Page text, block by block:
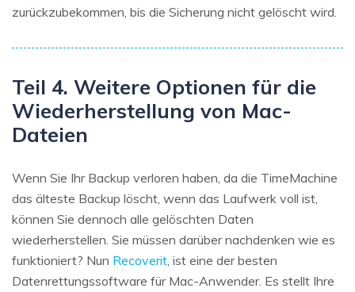
zurückzubekommen, bis die Sicherung nicht gelöscht wird.
Teil 4. Weitere Optionen für die
Wiederherstellung von Mac-
Dateien
Wenn Sie Ihr Backup verloren haben, da die TimeMachine
das älteste Backup löscht, wenn das Laufwerk voll ist,
können Sie dennoch alle gelöschten Daten
wiederherstellen. Sie müssen darüber nachdenken wie es
funktioniert? Nun Recoverit , ist eine der besten
Datenrettungssoftware für Mac-Anwender. Es stellt Ihre